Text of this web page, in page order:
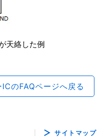
天絡した例
のFAQページへ戻る
サイトマップ